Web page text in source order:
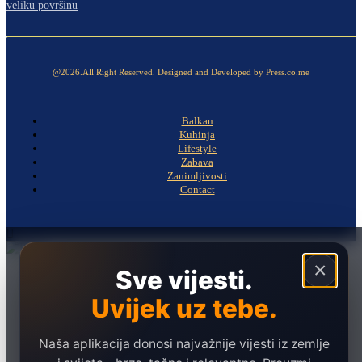
veliku površinu
@2026.All Right Reserved. Designed and Developed by Press.co.me
Balkan
Kuhinja
Lifestyle
Zabava
Zanimljivosti
Contact
×
Sve vijesti.
Uvijek uz tebe.
Naša aplikacija donosi najvažnije vijesti iz zemlje
Hronika